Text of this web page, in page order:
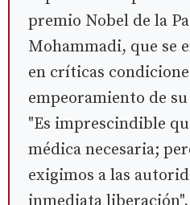
premio Nobel de la
Mohammadi, que se
en críticas
empeoramiento de
"Es imprescindible
médica necesaria;
exigimos a las